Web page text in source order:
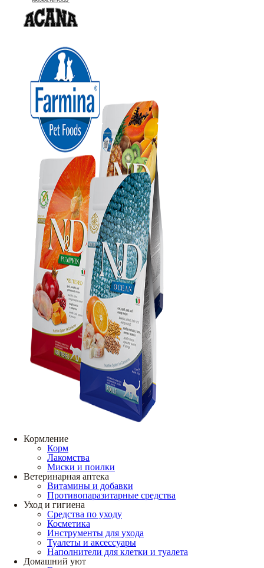
Кормление
Корм
Лакомства
Миски и поилки
Ветеринарная аптека
Витамины и добавки
Противопаразитарные средства
Уход и гигиена
Средства по уходу
Косметика
Инструменты для ухода
Туалеты и аксессуары
Наполнители для клетки и туалета
Домашний уют